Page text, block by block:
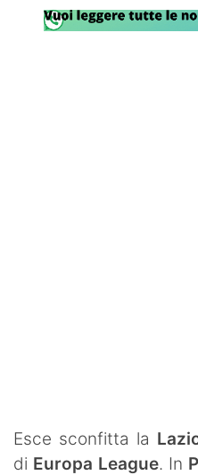
Social
Esce sconfitta la
di Europa League. In